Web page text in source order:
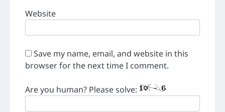
Website
Save my name, email, and website in this
browser for the next time I comment.
Are you human? Please solve: